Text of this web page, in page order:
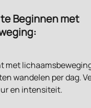
Beginnen met
met
wandelen per dag.
en intensiteit.